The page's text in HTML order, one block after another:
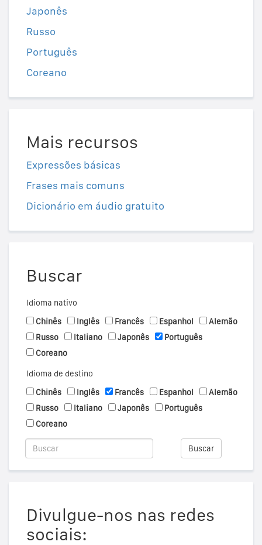
Japonês
Russo
Português
Coreano
Mais recursos
Expressões básicas
Frases mais comuns
Dicionário em áudio gratuito
Buscar
Idioma nativo
Chinês
Inglês Francês Espanhol
Alemão
Russo
Italiano Japonês
Português
Coreano
Idioma de destino
Chinês
Inglês Francês Espanhol
Alemão
Russo
Italiano Japonês
Português
Coreano
Buscar
Divulgue-nos nas redes
sociais: